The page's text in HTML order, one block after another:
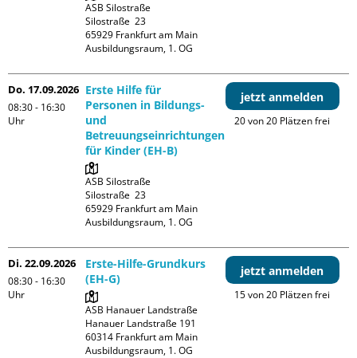
ASB Silostraße
Silostraße  23
65929 Frankfurt am Main
Ausbildungsraum, 1. OG
Do. 17.09.2026
08:30 - 16:30
Uhr
Erste Hilfe für
Personen in Bildungs-
und
Betreuungseinrichtungen
für Kinder (EH-B)
ASB Silostraße
Silostraße  23
65929 Frankfurt am Main
Ausbildungsraum, 1. OG
jetzt anmelden
20 von 20 Plätzen frei
Di. 22.09.2026
08:30 - 16:30
Uhr
Erste-Hilfe-Grundkurs
(EH-G)
ASB Hanauer Landstraße
Hanauer Landstraße 191
60314 Frankfurt am Main
Ausbildungsraum, 1. OG
jetzt anmelden
15 von 20 Plätzen frei